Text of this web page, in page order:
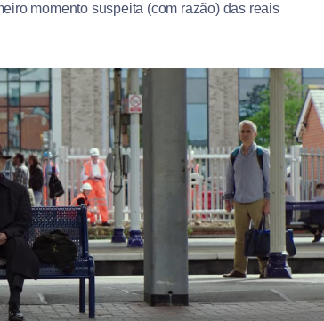
momento suspeita (com razão) das reais